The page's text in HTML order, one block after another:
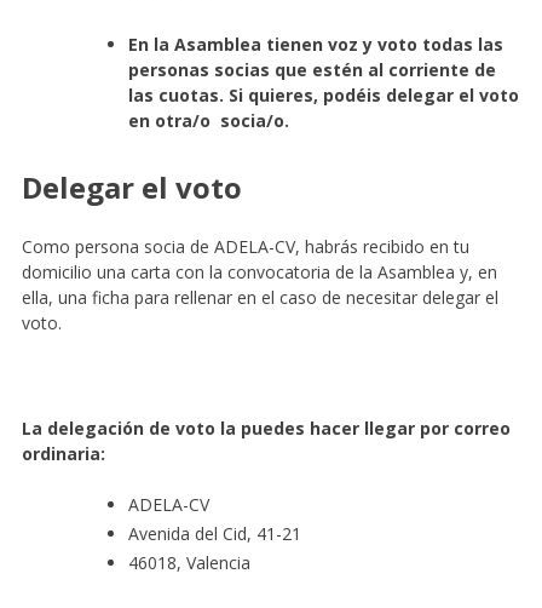
En la Asamblea tienen voz y voto todas las
personas socias que estén al corriente de
las cuotas. Si quieres, podéis delegar el voto
en otra/o socia/o.
Delegar el voto
Como persona socia de ADELA-CV, habrás recibido en tu
domicilio una carta con la convocatoria de la Asamblea y, en
ella, una ficha para rellenar en el caso de necesitar delegar el
voto.
La delegación de voto la puedes hacer llegar por correo
ordinaria:
ADELA-CV
Avenida del Cid, 41-21
46018, Valencia